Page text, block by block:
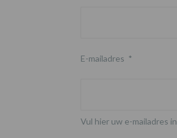
E-mailadres *
Vul hier uw e-mailadres in